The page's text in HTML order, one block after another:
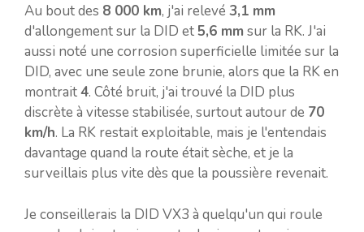
Au bout des 8 000 km, j'ai relevé 3,1 mm
d'allongement sur la DID et5,6 mm sur la RK. J'ai
aussi noté une corrosion superficielle limitée sur la
DID, avec une seule zone brunie, alors que la RK en
montrait4. Côté bruit, j'ai trouvé la DID plus
discrète à vitesse stabilisée, surtout autour de 70
km/h. La RK restait exploitable, mais je l'entendais
davantage quand la route était sèche, et je la
surveillais plus vite dès que la poussière revenait.
Je conseillerais la DID VX3 à quelqu'un qui roule